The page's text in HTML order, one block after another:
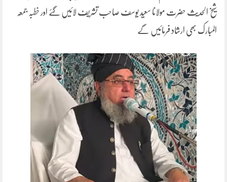
شیخ الحدیث حضرت مولانا سعید یوسف صاحب تشریف لائیں گئے اور خطبہ جمعہ
المبارک بھی ارشاد فرمائیں گے